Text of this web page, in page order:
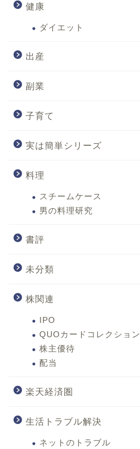
健康
ダイエット
出産
副業
子育て
実は簡単シリーズ
料理
スチームケース
男の料理研究
書評
未分類
株関連
IPO
QUOカードコレクション
株主優待
配当
楽天経済圏
生活トラブル解決
ネットのトラブル